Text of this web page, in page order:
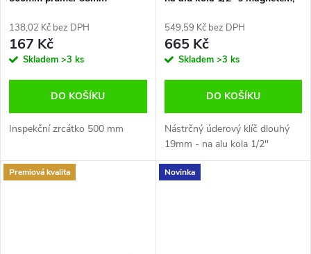
138,02 Kč bez DPH
167 Kč
Skladem >3 ks
DO KOŠÍKU
Inspekční zrcátko 500 mm
549,59 Kč bez DPH
665 Kč
Skladem >3 ks
DO KOŠÍKU
Nástrčný úderový klíč dlouhý
19mm - na alu kola 1/2''
Premiová kvalita Novinka